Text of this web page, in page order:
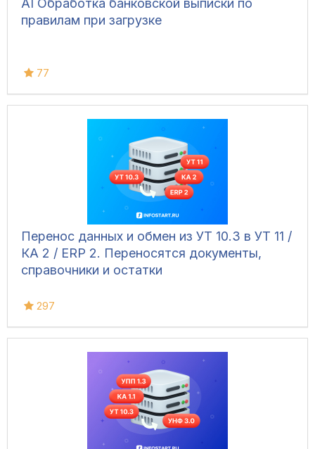
AI Обработка банковской выписки по
правилам при загрузке
77
Перенос данных и обмен из УТ 10.3 в УТ 11 /
КА 2 / ERP 2. Переносятся документы,
справочники и остатки
297